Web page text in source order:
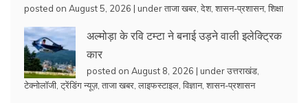
posted on August 5, 2026 | underताजा खबर देश, शासन-प्रशासन, शिक्षा
अल्मोड़ा के रवि टम्टा ने बनाई उड़ने वाली इलेक्ट्रिक
कार
posted on August 8, 2026 | underउत्तराखंड
टेक्नोलॉजी ट्रेंडिंग न्यूज़, ताजा खबर लाइफस्टाइल विज्ञान, शासन-प्रशासन